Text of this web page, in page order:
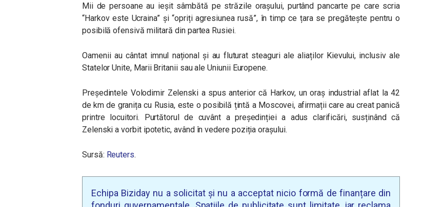
Mii de persoane au ieșit sâmbătă pe străzile orașului, purtând pancarte pe care scria
“Harkov este Ucraina” și “opriți agresiunea rusă”, în timp ce țara se pregătește pentru o
posibilă ofensivă militară din partea Rusiei.
Oamenii au cântat imnul național și au fluturat steaguri ale aliaților Kievului, inclusiv ale
Statelor Unite, Marii Britanii sau ale Uniunii Europene.
Președintele Volodimir Zelenski a spus anterior că Harkov, un oraș industrial aflat la 42
de km de granița cu Rusia, este o posibilă țintă a Moscovei, afirmații care au creat panică
printre locuitori. Purtătorul de cuvânt a președinției a adus clarificări, susținând că
Zelenski a vorbit ipotetic, având în vedere poziția orașului.
Sursă: Reuters.
Echipa Biziday nu a solicitat și nu a acceptat nicio formă de finanțare din